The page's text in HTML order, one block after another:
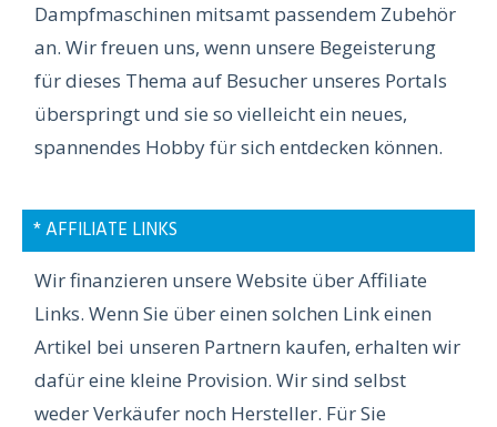
Dampfmaschinen mitsamt passendem Zubehör
an. Wir freuen uns, wenn unsere Begeisterung
für dieses Thema auf Besucher unseres Portals
überspringt und sie so vielleicht ein neues,
spannendes Hobby für sich entdecken können.
* AFFILIATE LINKS
Wir finanzieren unsere Website über Affiliate
Links. Wenn Sie über einen solchen Link einen
Artikel bei unseren Partnern kaufen, erhalten wir
dafür eine kleine Provision. Wir sind selbst
weder Verkäufer noch Hersteller. Für Sie